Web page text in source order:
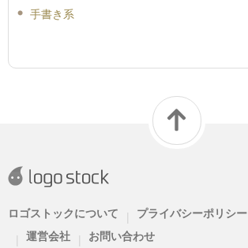
手書き系
ロゴストックについて | プライバシーポリシー
| 運営会社 | お問い合わせ